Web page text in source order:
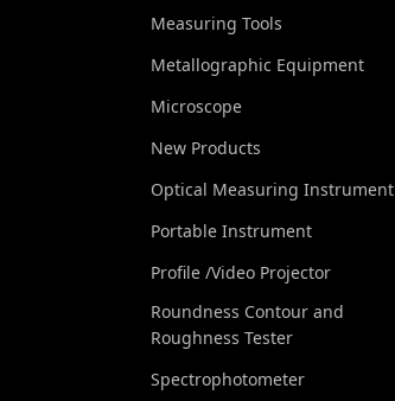
Measuring Tools
Metallographic Equipment
Microscope
New Products
Optical Measuring Instrument
Portable Instrument
Profile /Video Projector
Roundness Contour and
Roughness Tester
Spectrophotometer